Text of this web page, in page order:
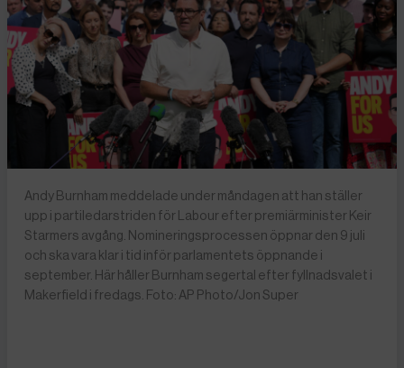
Andy Burnham meddelade under måndagen att han ställer
upp i partiledarstriden för Labour efter premiärminister Keir
Starmers avgång. Nomineringsprocessen öppnar den 9 juli
och ska vara klar i tid inför parlamentets öppnande i
september. Här håller Burnham segertal efter fyllnadsvalet i
Makerfield i fredags. Foto: AP Photo/Jon Super